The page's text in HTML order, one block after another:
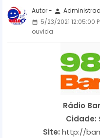
Autor - person
5/23/2021 12:05:00
ouvida
Rádio
Cidade:
Site: http://